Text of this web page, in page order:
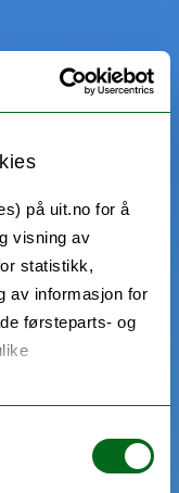
på uit.no for å
visning av
statistikk,
av informasjon for
førsteparts- og